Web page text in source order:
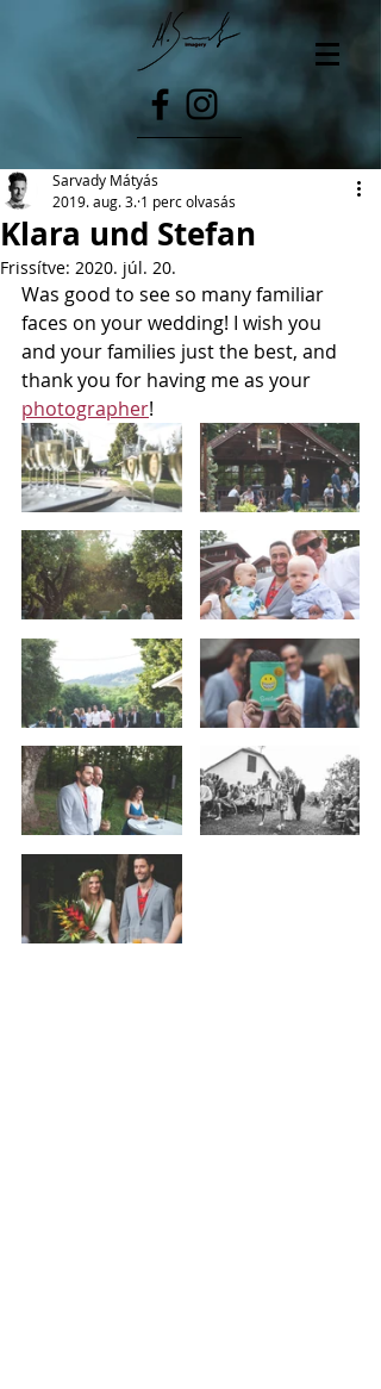
Klara und Stefan
Sarvady Mátyás
2019. aug. 3. 1 perc olvasás
Frissítve: 2020. júl. 20.
Was good to see so many familiar
faces on your wedding! I wish you
and your families just the best, and
thank you for having me as your
photographer!